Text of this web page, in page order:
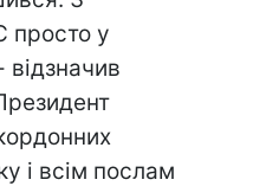
просто у
відзначив
і всім послам